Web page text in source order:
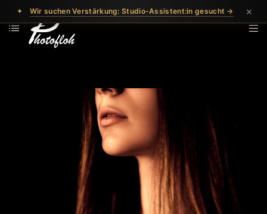
✦ Wir suchen Verstärkung: Studio-Assistent:in gesucht → ×